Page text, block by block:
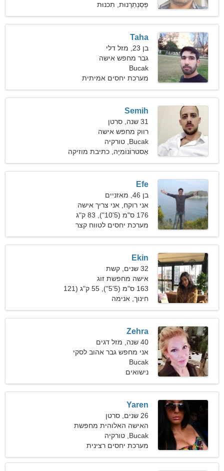
פאונד)
פְּסַנְתְרָנוּת, תִכנוּת
Taha
בן 23, מזל דלי
גבר מחפש אישה
Bucak
מערכת יחסים אמיתית
Semih
31 שנה, סרטן
רווק מחפש אישה
Bucak, טורקיה
אַסטרוֹנוֹמִיָה, כתיבת מוזיקה
Efe
בן 46, מאזניים
אני רוקח, אני צריך אישה
מלאת חיבה
176 ס"מ (5'10"), 83 ק"ג
(182 פאונד)
מערכת יחסים לטווח קצר
Ekin
32 שנים, קשת
אישה מחפשת זוג
163 ס"מ (5'5"), 55 ק"ג (121
פאונד)
חינוך, אנימה
Zehra
40 שנה, מזל דגים
אני מחפש גבר אהוב לסקי
Bucak
נישואים
Yaren
26 שנים, סרטן
האישה האלוהית מחפשת
זוגיות אוהבת
Bucak, טורקיה
מערכת יחסים רצינית